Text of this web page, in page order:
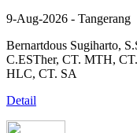
9-Aug-2026 - Tangerang
Bernartdous Sugiharto,
C.ESTher, CT. MTH,
HLC, CT. SA
Detail